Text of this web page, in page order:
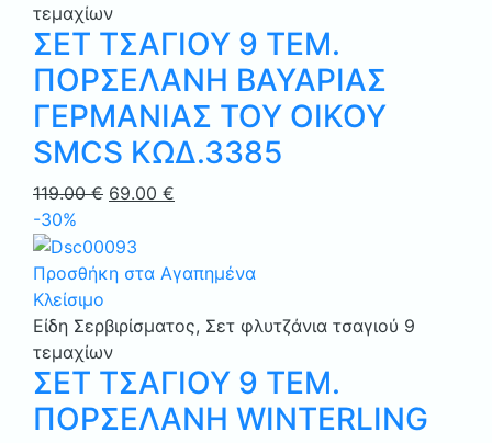
τεμαχίων
ΣΕΤ ΤΣΑΓΙΟΥ 9 ΤΕΜ.
ΠΟΡΣΕΛΑΝΗ ΒΑΥΑΡΙΑΣ
ΓΕΡΜΑΝΙΑΣ ΤΟΥ ΟΙΚΟΥ
SMCS ΚΩΔ.3385
119.00€ Original
was:
119.00 €.
69.00 €
είναι:
-30%
Προσθήκη στα Αγαπημένα
Κλείσιμο
Είδη Σερβιρίσματος, Σετ φλυτζάνια τσαγιού 9
τεμαχίων
ΣΕΤ ΤΣΑΓΙΟΥ 9 ΤΕΜ.
ΠΟΡΣΕΛΑΝΗ WINTERLING